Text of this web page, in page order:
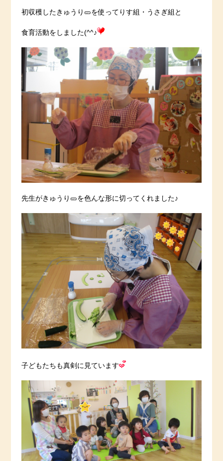
初収穫したきゅうり🥒を使ってりす組・うさぎ組と
食育活動をしました(^^♪
先生がきゅうり🥒を色んな形に切ってくれました♪
子どもたちも真剣に見ています